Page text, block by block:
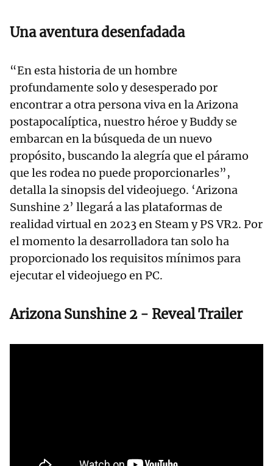
Una aventura desenfadada
“En esta historia de un hombre
profundamente solo y desesperado por
encontrar a otra persona viva en la Arizona
postapocalíptica, nuestro héroe y Buddy se
embarcan en la búsqueda de un nuevo
propósito, buscando la alegría que el páramo
que les rodea no puede proporcionarles”,
detalla la sinopsis del videojuego. ‘Arizona
Sunshine 2’ llegará a las plataformas de
realidad virtual en 2023 en Steam y PS VR2. Por
el momento la desarrolladora tan solo ha
proporcionado los requisitos mínimos para
ejecutar el videojuego en PC.
Arizona Sunshine 2 - Reveal Trailer